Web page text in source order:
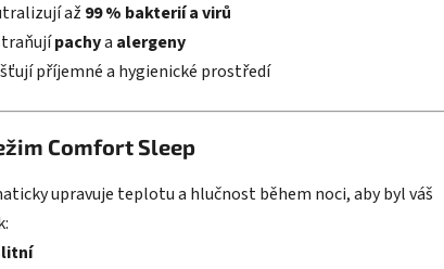
až 99 % bakterií a virů
pachya alergeny
příjemné a hygienické prostředí
Comfort Sleep
upravuje teplotu a hlučnost během noci, aby byl váš